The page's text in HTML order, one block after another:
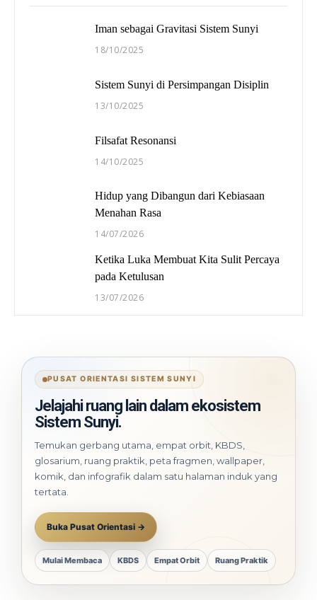
Iman sebagai Gravitasi Sistem Sunyi
18/10/2025
Sistem Sunyi di Persimpangan Disiplin
13/10/2025
Filsafat Resonansi
14/10/2025
Hidup yang Dibangun dari Kebiasaan
Menahan Rasa
14/07/2026
Ketika Luka Membuat Kita Sulit Percaya
pada Ketulusan
13/07/2026
PUSAT ORIENTASI SISTEM SUNYI
Jelajahi ruang lain dalam ekosistem
Sistem Sunyi.
Temukan gerbang utama, empat orbit, KBDS,
glosarium, ruang praktik, peta fragmen, wallpaper,
komik, dan infografik dalam satu halaman induk yang
tertata.
Buka Pusat Orientasi →
Mulai Membaca KBDS Empat Orbit Ruang Praktik